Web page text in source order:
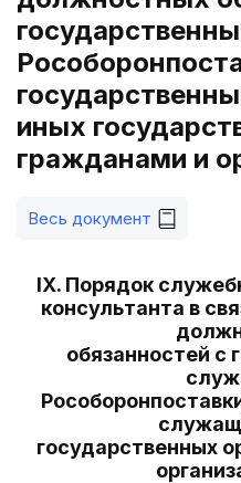
иных
гражданами и
Весь документ
IX. Порядок
консультанта в
обязанностей с
государственных